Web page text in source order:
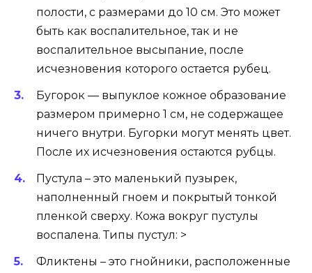
полости, с размерами до 10 см. Это может
быть как воспалительное, так и не
воспалительное высыпание, после
исчезновения которого остается рубец.
Бугорок — выпуклое кожное образование
размером примерно 1 см, не содержащее
ничего внутри. Бугорки могут менять цвет.
После их исчезновения остаются рубцы.
Пустула – это маленький пузырек,
наполненный гноем и покрытый тонкой
пленкой сверху. Кожа вокруг пустулы
воспалена. Типы пустул: >
Фликтены – это гнойники, расположенные